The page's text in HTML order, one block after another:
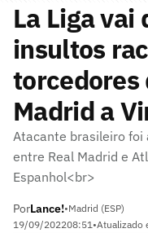
La Liga vai
insultos
torcedores
Madrid a
Atacante brasileiro foi
entre Real Madrid e
Espanhol<br>
PorLance!•Madrid (ESP)
19/09/202208:51•Atualizado